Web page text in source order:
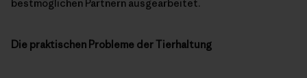
bestmöglichen Partnern ausgearbeitet.
Die praktischen Probleme der Tierhaltung